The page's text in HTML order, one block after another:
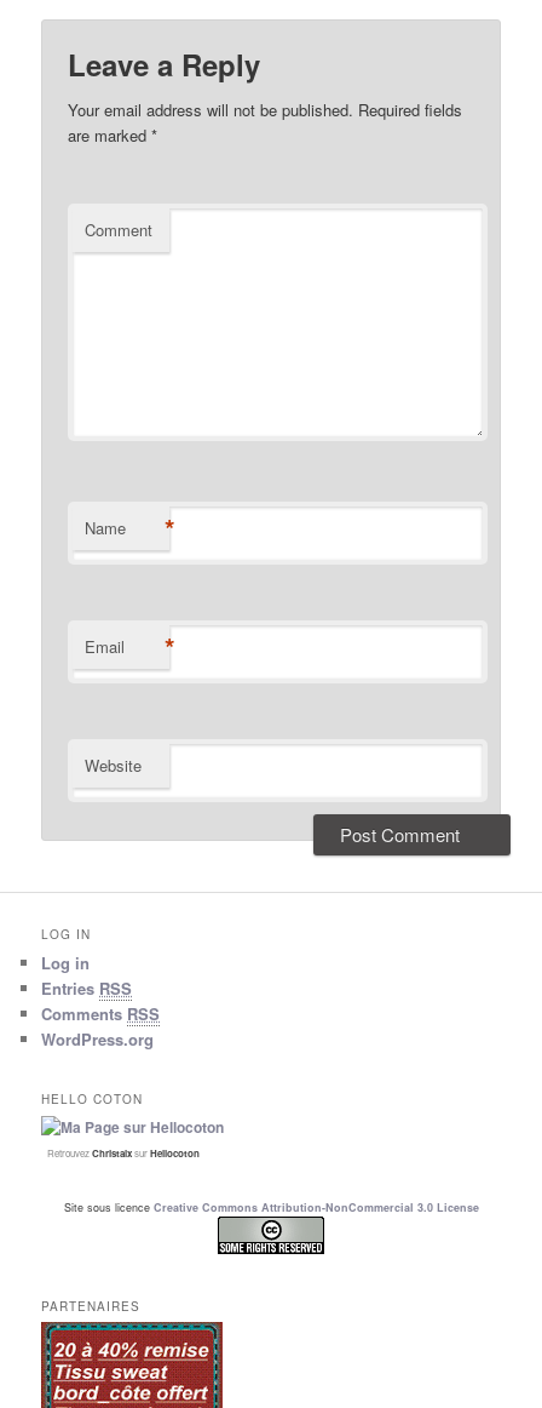
Leave a Reply
Your email address will not be published. Required fields
are marked*
Comment
Name *
Email *
Website
LOG IN
Log in
Entries RSS
Comments RSS
WordPress.org
HELLO COTON
RetrouvezChristalxsurHellocoton
Site sous licence Creative Commons Attribution-NonCommercial 3.0 License
PARTENAIRES